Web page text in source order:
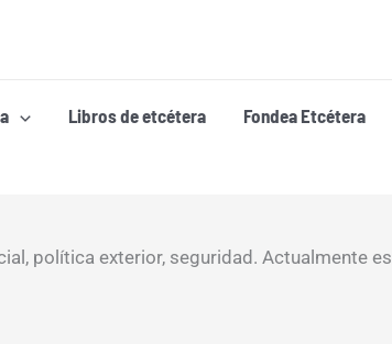
Libros de etcétera Fondea Etcétera
política exterior, seguridad. Actualmente es